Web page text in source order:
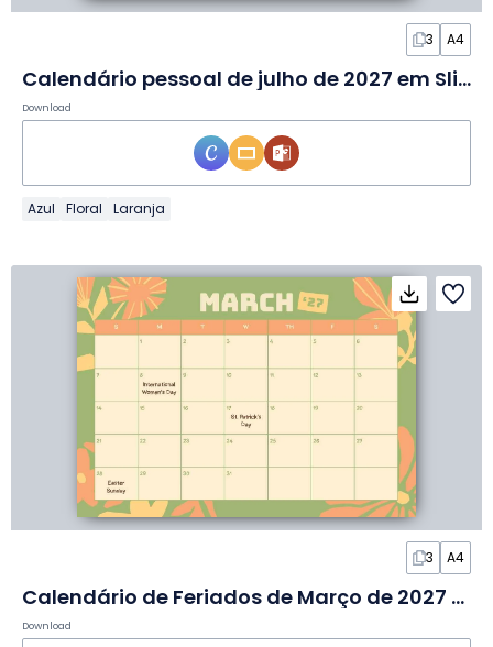
3 A4
Calendário pessoal de julho de 2027 em Slides
Download
Azul Floral Laranja
3 A4
Calendário de Feriados de Março de 2027 em Slides
Download